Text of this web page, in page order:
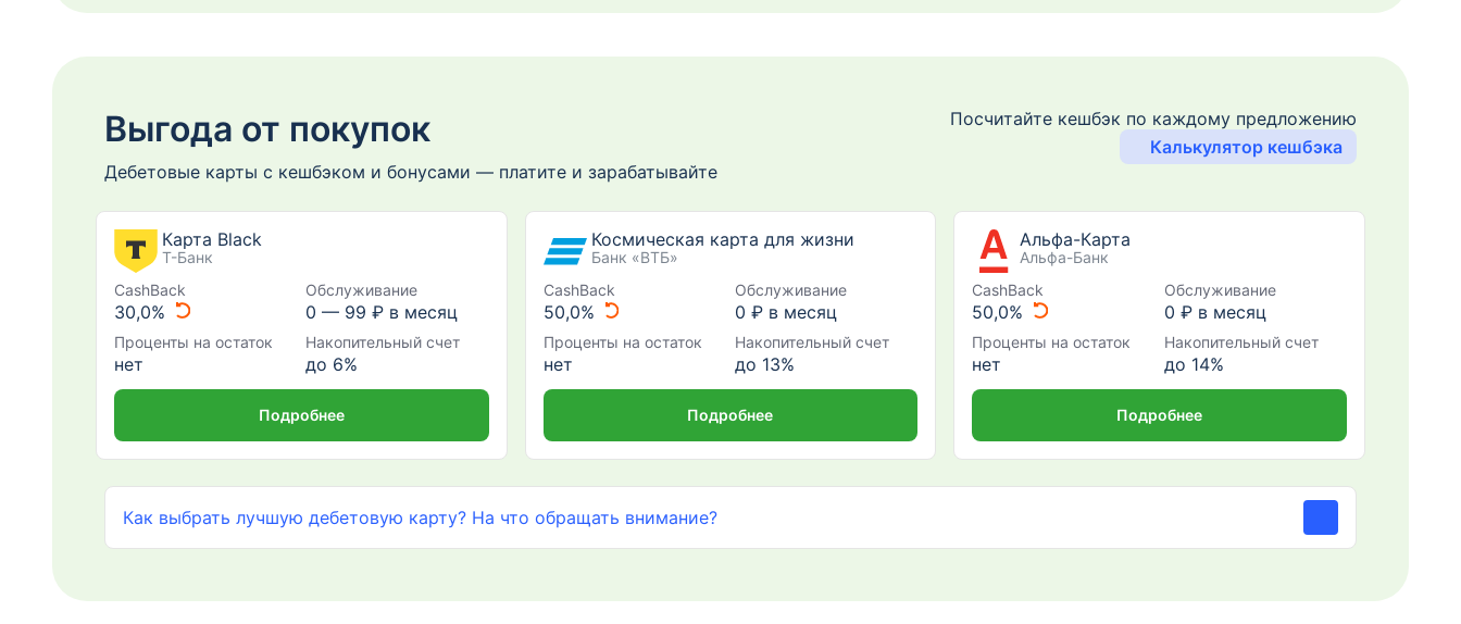
Выгода от покупок
Дебетовые карты с кешбэком и бонусами — платите и зарабатывайте
Посчитайте кешбэк по каждому предложению
Калькулятор кешбэка
Карта Black
Т-Банк
CashBack
30,0%
Обслуживание
0 — 99₽ в месяц
Проценты на остаток
нет
Накопительный счет
до 6%
Подробнее
Космическая карта для жизни
Банк «ВТБ»
CashBack
50,0%
Обслуживание
0 ₽ в месяц
Проценты на остаток
нет
Накопительный счет
до 13%
Подробнее
Альфа-Карта
Альфа-Банк
CashBack
50,0%
Обслуживание
0 ₽ в месяц
Проценты на остаток
нет
Накопительный счет
до 14%
Подробнее
Как выбрать лучшую дебетовую карту? На что обращать внимание?